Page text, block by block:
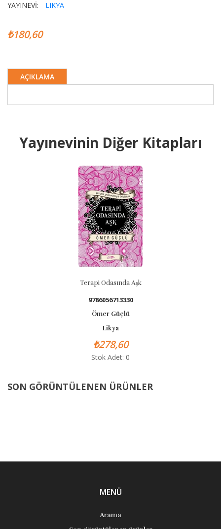
YAYINEVİ:
LIKYA
₺180,60
AÇIKLAMA
Yayınevinin Diğer Kitapları
Terapi Odasında Aşk
9786056713330
Ömer Güçlü
Likya
₺278,60
Stok Adet: 0
SON GÖRÜNTÜLENEN ÜRÜNLER
MENÜ
Arama